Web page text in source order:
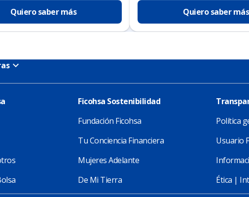
Quiero saber más
Quiero saber más
Ficohsa Sostenibilidad
Fundación Ficohsa
Tu Conciencia Financiera
Mujeres Adelante
De Mi Tierra
Política
Usuario
Ética |